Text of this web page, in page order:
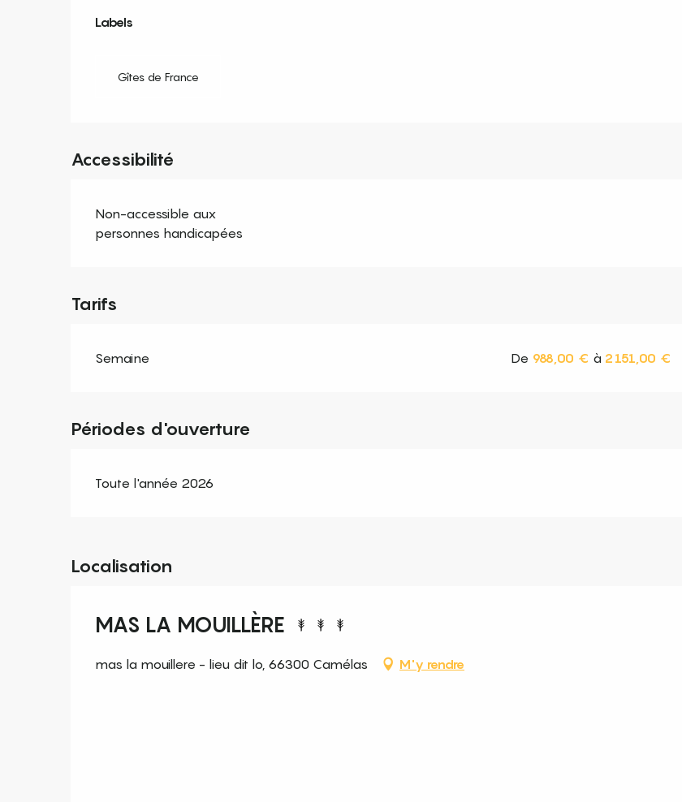
Offres de prestations
Labels
Labels
Gîtes de France
Accessibilité
Non-accessible aux
personnes handicapées
Tarifs
Semaine De 988,00 € à 2 151,00 €
Périodes d'ouverture
Toute l'année 2026
Localisation
MAS LA MOUILLÈRE
mas la mouillere - lieu dit lo, 66300 Camélas M'y rendre